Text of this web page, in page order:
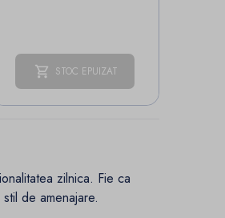
STOC EPUIZAT
zilnica. Fie ca
de amenajare.